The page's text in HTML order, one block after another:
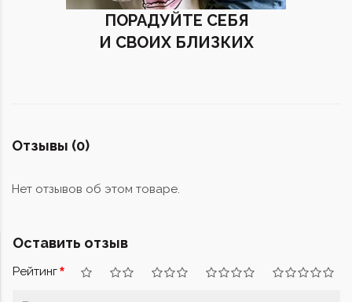
ПОРАДУЙТЕ СЕБЯ
И СВОИХ БЛИЗКИХ
Отзывы (0)
Нет отзывов об этом товаре.
Оставить отзыв
Рейтинг